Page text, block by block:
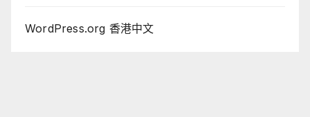
WordPress.org 香港中文